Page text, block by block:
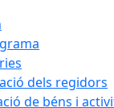
dels regidors
de béns i